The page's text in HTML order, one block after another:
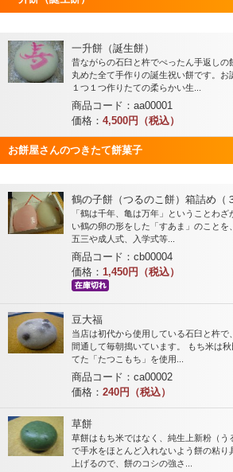
一升餅（誕生餅）
昔ながらの石臼と杵でぺったん手返しの
丸めた全て手作りの誕生祝い餅です。
１つ１つ作りたての柔らかい生...
商品コード：aa00001
価格： 4,500円（税込）
お餅屋さんのつきたて餅菓子
鶴の子餅（つるのこ餅）箱詰め（
「鶴は千年、亀は万年」ということわ
い鶴の卵の形をした「すあま」のこと
五三や成人式、入学式等...
商品コード：cb00004
価格： 1,450円（税込）
豆大福
当店は初代から使用している石臼と杵
間通して毎朝搗いています。 もち米は
てた「たつこもち」を使用...
商品コード：ca00002
価格： 240円（税込）
草餅
草餅はもち米ではなく、純生上新粉（
で手水をほとんど入れないよう餅の粘り
上げるので、餅のコシの強さ...